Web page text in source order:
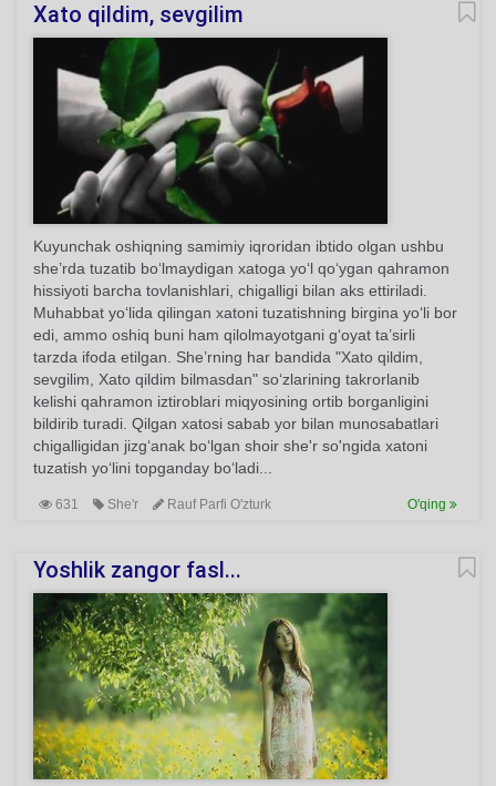
Xato qildim, sevgilim
Kuyunchak oshiqning samimiy iqroridan ibtido olgan ushbu
she’rda tuzatib bo‘lmaydigan xatoga yo‘l qo‘ygan qahramon
hissiyoti barcha tovlanishlari, chigalligi bilan aks ettiriladi.
Muhabbat yo‘lida qilingan xatoni tuzatishning birgina yo‘li bor
edi, ammo oshiq buni ham qilolmayotgani g‘oyat ta’sirli
tarzda ifoda etilgan. She’rning har bandida "Xato qildim,
sevgilim, Xato qildim bilmasdan" so‘zlarining takrorlanib
kelishi qahramon iztiroblari miqyosining ortib borganligini
bildirib turadi. Qilgan xatosi sabab yor bilan munosabatlari
chigalligidan jizg‘anak bo‘lgan shoir she'r so'ngida xatoni
tuzatish yo‘lini topganday bo‘ladi...
631 She'r Rauf Parfi O'zturk O'qing
Yoshlik zangor fasl...